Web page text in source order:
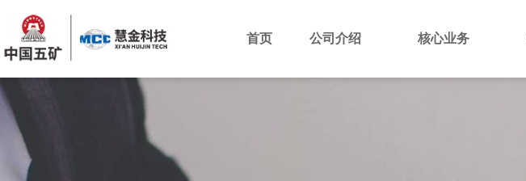
首页 公司介绍 核心业务